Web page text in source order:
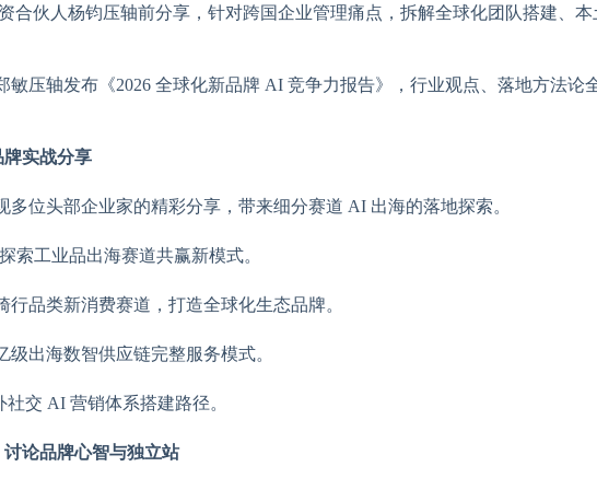
合伙人杨钧压轴前分享，针对跨国企业管理痛点，拆解全球化团队搭建、
压轴发布《2026 全球化新品牌 AI 竞争力报告》，行业观点、落地方法论
实战分享
位头部企业家的精彩分享，带来细分赛道 AI 出海的落地探索。
索工业品出海赛道共赢新模式。
品类新消费赛道，打造全球化生态品牌。
出海数智供应链完整服务模式。
交 AI 营销体系搭建路径。
论品牌心智与独立站